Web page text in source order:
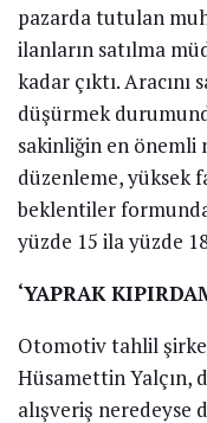
pazarda tutulan
ilanların satılma
kadar çıktı.
düşürmek
sakinliğin en önemli
düzenleme, yüksek
beklentiler
yüzde 15 ila yüzde
‘YAPRAK
Otomotiv tahlil
Hüsamettin Yalçın,
alışveriş neredeyse